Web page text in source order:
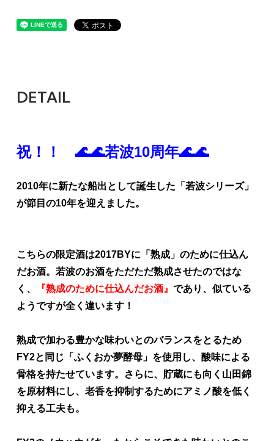
DETAIL
祝！！ 🌊🌊若波10周年🌊🌊
2010年に新たな船出として誕生した「若波シリーズ」
が節目の10年を迎えました。
こちらの限定酒は2017BYに「熟成」のために仕込ん
だお酒。若波のお酒をただただ熟成させたのではな
く、
『熟成のために仕込んだお酒』 であり、似ている
ようですが全く違います！
熟成で加わる豊かな味わいとのバランスをとるため
FY2と同じ「ふくおか夢酵母」を使用し、酸味による
骨格を持たせています。さらに、貯蔵にも向く山田錦
を原材料にし、老香を抑制するためにアミノ酸を低く
抑える工夫も。